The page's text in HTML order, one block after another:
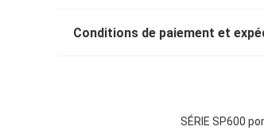
Conditions de paiement et
SÉRIE SP600